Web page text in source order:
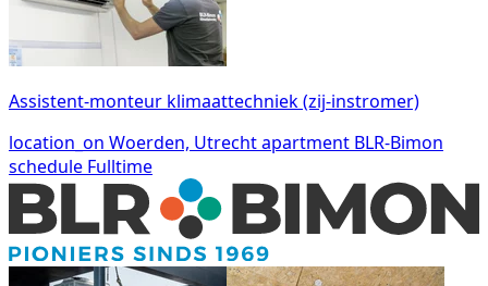
Assistent-monteur klimaattechniek (zij-instromer)
location_on Woerden, Utrechtapartment BLR-Bimon
schedule Fulltime